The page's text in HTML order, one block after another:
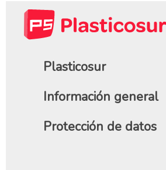
Plasticosur
Información general
Protección de datos